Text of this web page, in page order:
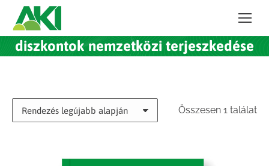
diszkontok nemzetközi terjeszkedése
Összesen 1 találat